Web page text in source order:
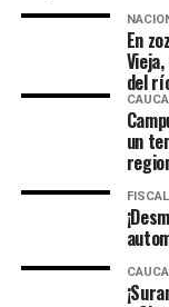
En
del
un